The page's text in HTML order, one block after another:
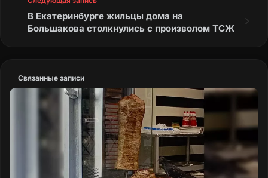
В Екатеринбурге жильцы дома на
Большакова столкнулись с произволом ТСЖ
Связанные записи